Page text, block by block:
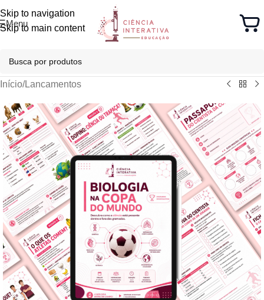
Skip to navigation
Skip to main content
Menu
Início/Lancamentos